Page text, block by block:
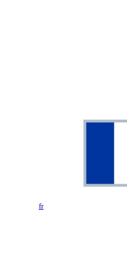
fr